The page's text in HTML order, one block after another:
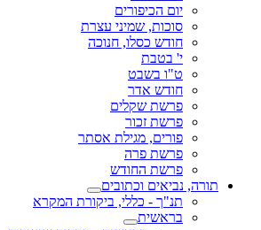
יום הכיפורים
סוכות, שמיני עצרת
חודש כסלו, חנוכה
י' בטבת
ט"ו בשבט
חודש אדר
פרשת שקלים
פרשת זכור
פורים, מגילת אסתר
פרשת פרה
פרשת החודש
תורה, נביאים וכתובים
תנ"ך - כללי, ביקורת המקרא
בראשית